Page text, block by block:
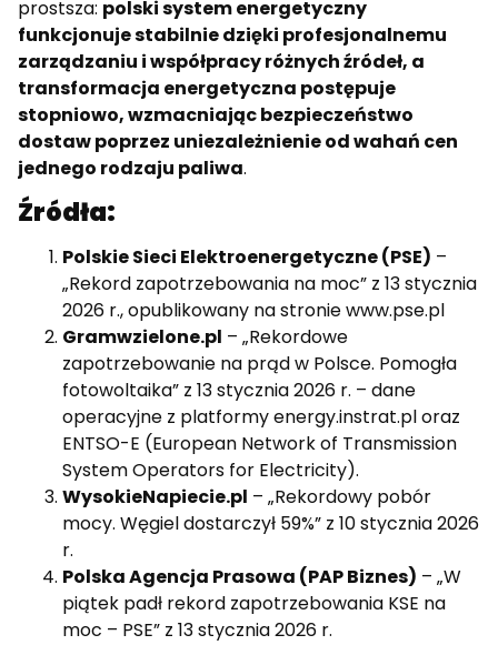
prostsza: polski system energetyczny
funkcjonuje stabilnie dzięki profesjonalnemu
zarządzaniu i współpracy różnych źródeł, a
transformacja energetyczna postępuje
stopniowo, wzmacniając bezpieczeństwo
dostaw poprzez uniezależnienie od wahań cen
jednego rodzaju paliwa.
Źródła:
Polskie Sieci Elektroenergetyczne (PSE) –
„Rekord zapotrzebowania na moc” z 13 stycznia
2026 r., opublikowany na stronie www.pse.pl
Gramwzielone.pl – „Rekordowe
zapotrzebowanie na prąd w Polsce. Pomogła
fotowoltaika” z 13 stycznia 2026 r. – dane
operacyjne z platformy energy.instrat.pl oraz
ENTSO-E (European Network of Transmission
System Operators for Electricity).
WysokieNapiecie.pl – „Rekordowy pobór
mocy. Węgiel dostarczył 59%” z 10 stycznia 2026
r.
Polska Agencja Prasowa (PAP Biznes) – „W
piątek padł rekord zapotrzebowania KSE na
moc – PSE” z 13 stycznia 2026 r.